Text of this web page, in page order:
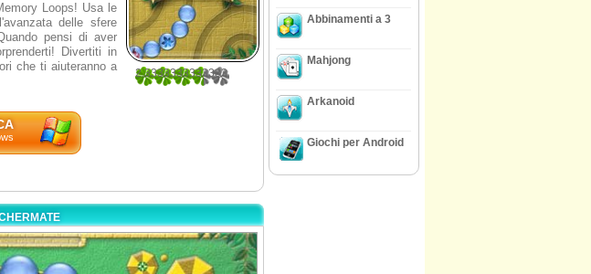
2.3333333333333
Loops! Usa le
delle sfere
pensi di aver
Divertiti in
che ti aiuteranno a
Abbinamenti a 3
Mahjong
Arkanoid
Giochi per Android